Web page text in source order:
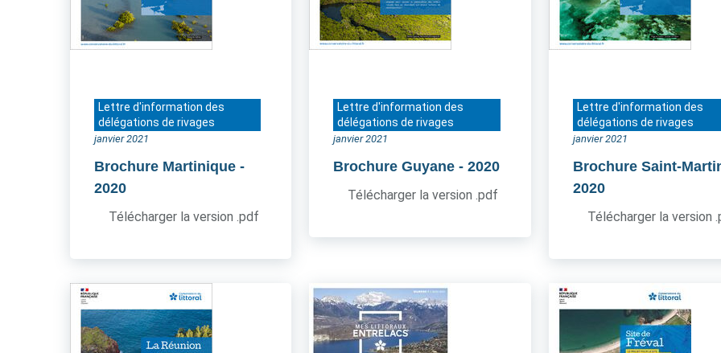
Lettre d'information des
délégations de rivages
janvier 2021
Brochure Martinique -
2020
Télécharger la version .pdf
Lettre d'information des
délégations de rivages
janvier 2021
Brochure Guyane - 2020
Télécharger la version .pdf
Lettre d'information des
délégations de rivages
janvier 2021
Brochure Saint-
2020
Télécharger la version